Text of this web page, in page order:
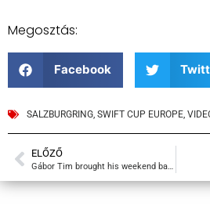
Megosztás:
Facebook
SALZBURGRING SWIFT CUP EUROPE
ELŐZŐ
Gábor Tim brought his weekend back from the grave